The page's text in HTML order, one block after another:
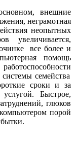
внешние
неграмотная
неопытных
увеличивается,
все более и
помощь
семейства
кие сроки и за
услугой. Быстрое,
глюков
порой